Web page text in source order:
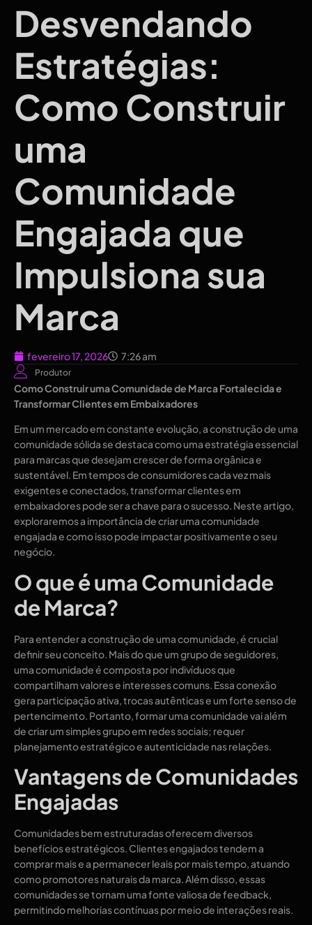
Desvendando
Estratégias:
Como Construir
uma
Comunidade
Engajada que
Impulsiona sua
Marca
fevereiro 17, 2026 7:26 am
Produtor
Como Construir uma Comunidade de Marca Fortalecida e
Transformar Clientes em Embaixadores
Em um mercado em constante evolução, a construção de uma
comunidade sólida se destaca como uma estratégia essencial
para marcas que desejam crescer de forma orgânica e
sustentável. Em tempos de consumidores cada vez mais
exigentes e conectados, transformar clientes em
embaixadores pode ser a chave para o sucesso. Neste artigo,
exploraremos a importância de criar uma comunidade
engajada e como isso pode impactar positivamente o seu
negócio.
O que é uma Comunidade
de Marca?
Para entender a construção de uma comunidade, é crucial
definir seu conceito. Mais do que um grupo de seguidores,
uma comunidade é composta por indivíduos que
compartilham valores e interesses comuns. Essa conexão
gera participação ativa, trocas autênticas e um forte senso de
pertencimento. Portanto, formar uma comunidade vai além
de criar um simples grupo em redes sociais; requer
planejamento estratégico e autenticidade nas relações.
Vantagens de Comunidades
Engajadas
Comunidades bem estruturadas oferecem diversos
benefícios estratégicos. Clientes engajados tendem a
comprar mais e a permanecer leais por mais tempo, atuando
como promotores naturais da marca. Além disso, essas
comunidades se tornam uma fonte valiosa de feedback,
permitindo melhorias contínuas por meio de interações reais.